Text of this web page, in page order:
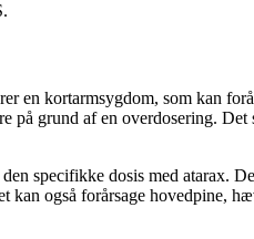
en kortarmsygdom, som kan
på grund af en overdosering.
specifikke dosis med atarax.
kan også forårsage hovedpine,